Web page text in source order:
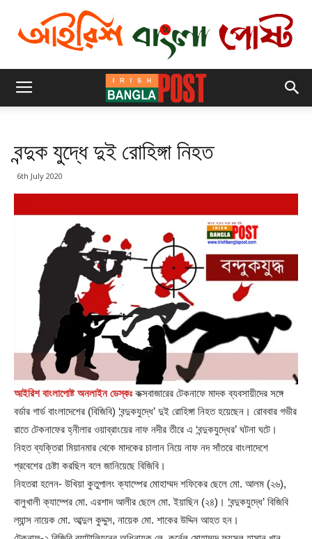
বন্দুক যুদ্ধে দুই রোহিঙ্গা নিহত
6th July 2020
আইরিশ বাংলাপোষ্ট অনলাইন ডেস্কঃ কক্সবাজারের টেকনাফে মাদক ব্যবসায়ীদের সঙ্গে
বর্ডার গার্ড বাংলাদেশের (বিজিবি) ‘বন্দুকযুদ্ধে’ দুই রোহিঙ্গা নিহত হয়েছেন। রোববার গভীর
রাতে টেকনাফের হ্নীলার ওয়াব্রাংয়ের নাফ নদীর তীরে এ ‌‘বন্দুকযুদ্ধের’ ঘটনা ঘটে।
নিহত ব্যক্তিরা মিয়ানমার থেকে মাদকের চালান নিয়ে নাফ নদ সাঁতরে বাংলাদেশে
প্রবেশের চেষ্টা করছিল বলে জানিয়েছে বিজিবি।
নিহতরা হলেন- উখিয়া কুতুপালং ক্যাম্পের মোহাম্মদ শফিকের ছেলে মো. আলম (২৬),
বালুখালী ক্যাম্পের মো. এরশাদ আলীর ছেলে মো. ইয়াছিন (২৪)। ‘বন্দুকযুদ্ধে’ বিজিবি
ল্যান্স নায়েক মো. আব্দুল কুদ্দুস, নায়েক মো. শাকের উদ্দিন আহত হন।